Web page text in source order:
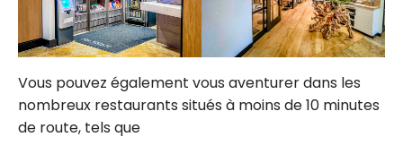
Vous pouvez également vous aventurer dans les
nombreux restaurants situés à moins de 10 minutes
de route, tels que